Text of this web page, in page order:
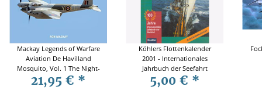
Mackay Legends of Warfare
Aviation De Havilland
Mosquito, Vol. 1 The Night-
fighter and Fighter-Bomber
Marques in World War II
21,95 € *
Köhlers Flottenkalender
2001 - Internationales
Jahrbuch der Seefahrt
5,00 € *